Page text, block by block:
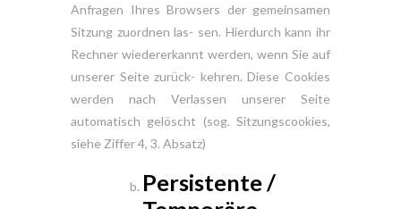
Anfragen Ihres Browsers der gemeinsamen
Sitzung zuordnen las- sen. Hierdurch kann ihr
Rechner wiedererkannt werden, wenn Sie auf
unserer Seite zurück- kehren. Diese Cookies
werden nach Verlassen unserer Seite
automatisch gelöscht (sog. Sitzungscookies,
siehe Ziffer 4, 3. Absatz)
Persistente /